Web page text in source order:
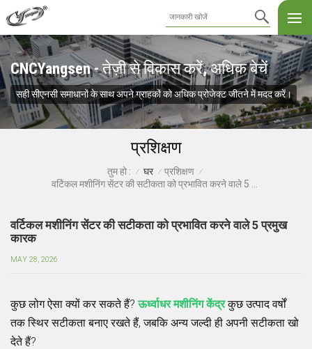
CNCYangsen - तेज़ी से विकास करें, अधिक बेचें
सही सीएनसी समाधानों के साथ अपने ग्राहकों को अधिक प्रोजेक्ट जीतने में मदद करें।
प्रशिक्षण
तुम हो : / घर / प्रशिक्षण /
वर्टिकल मशीनिंग सेंटर की सटीकता को प्रभावित करने वाले 5 प्रमुख
कारक
MAY 28, 2026
कुछ लोग ऐसा क्यों कर सकते हैं?ऊर्ध्वाधर मशीनिंग केंद्रकुछ उत्पाद वर्षों
तक स्थिर सटीकता बनाए रखते हैं, जबकि अन्य जल्दी ही अपनी सटीकता खो
देते हैं?